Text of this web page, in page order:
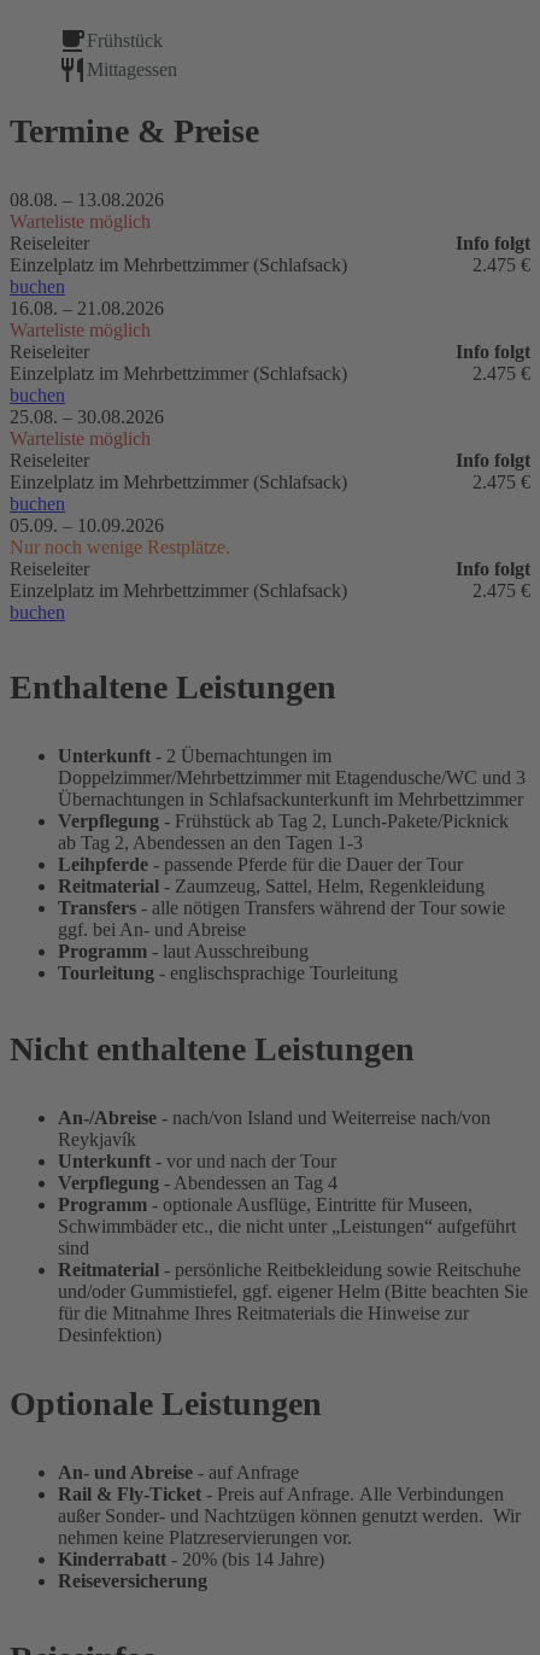
Frühstück
Mittagessen
Termine & Preise
08.08. – 13.08.2026
Warteliste möglich
Info folgt
Einzelplatz im Mehrbettzimmer (Schlafsack)
2.475 €
buchen
16.08. – 21.08.2026
Warteliste möglich
Info folgt
Einzelplatz im Mehrbettzimmer (Schlafsack)
2.475 €
buchen
25.08. – 30.08.2026
Warteliste möglich
Info folgt
Einzelplatz im Mehrbettzimmer (Schlafsack)
2.475 €
buchen
05.09. – 10.09.2026
Nur noch wenige Restplätze.
Info folgt
Einzelplatz im Mehrbettzimmer (Schlafsack)
2.475 €
buchen
Enthaltene Leistungen
Unterkunft - 2 Übernachtungen im
Doppelzimmer/Mehrbettzimmer mit Etagendusche/WC und 3
Übernachtungen in Schlafsackunterkunft im Mehrbettzimmer
Verpflegung - Frühstück ab Tag 2, Lunch-Pakete/Picknick
ab Tag 2, Abendessen an den Tagen 1-3
Leihpferde - passende Pferde für die Dauer der Tour
Reitmaterial - Zaumzeug, Sattel, Helm, Regenkleidung
Transfers - alle nötigen Transfers während der Tour sowie
ggf. bei An- und Abreise
Programm - laut Ausschreibung
Tourleitung - englischsprachige Tourleitung
Nicht enthaltene Leistungen
An-/Abreise - nach/von Island und Weiterreise nach/von
Reykjavík
Unterkunft - vor und nach der Tour
Verpflegung - Abendessen an Tag 4
Programm - optionale Ausflüge, Eintritte für Museen,
Schwimmbäder etc., die nicht unter „Leistungen“ aufgeführt
sind
Reitmaterial - persönliche Reitbekleidung sowie Reitschuhe
und/oder Gummistiefel, ggf. eigener Helm (Bitte beachten Sie
für die Mitnahme Ihres Reitmaterials die Hinweise zur
Desinfektion)
Optionale Leistungen
An- und Abreise - auf Anfrage
Rail & Fly-Ticket - Preis auf Anfrage. Alle Verbindungen
außer Sonder- und Nachtzügen können genutzt werden. Wir
nehmen keine Platzreservierungen vor.
Kinderrabatt - 20% (bis 14 Jahre)
Reiseversicherung